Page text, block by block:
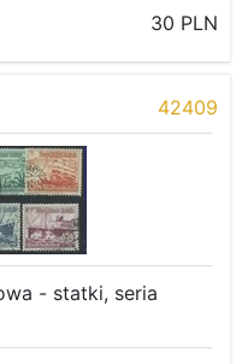
30 PLN
42409
- statki, seria